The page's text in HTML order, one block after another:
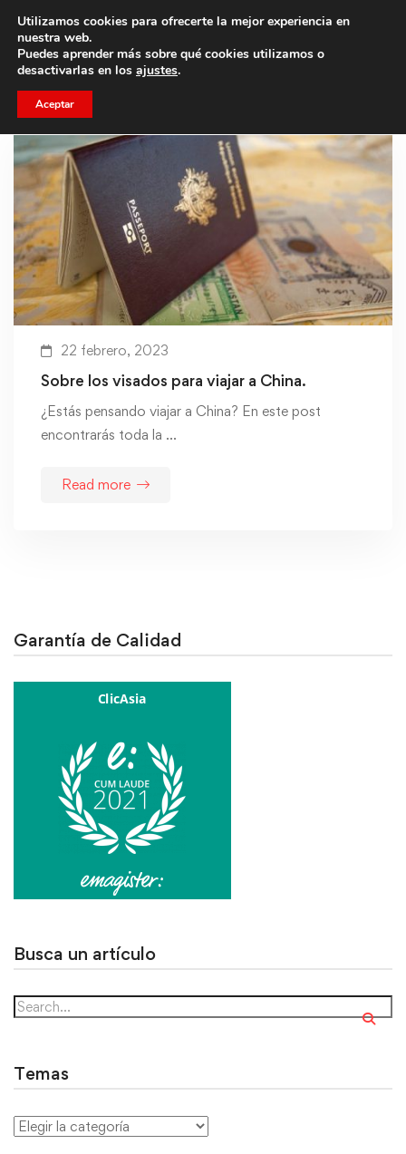
Trae a un amigo y llevaos un total de 75€ de descuento.
22 febrero, 2023
Sobre los visados para viajar a China.
¿Estás pensando viajar a China? En este post
encontrarás toda la …
Read more
Garantía de Calidad
Busca un artículo
Temas
Utilizamos cookies para ofrecerte la mejor experiencia en
nuestra web.
Puedes aprender más sobre qué cookies utilizamos o
desactivarlas en los ajustes.
Aceptar